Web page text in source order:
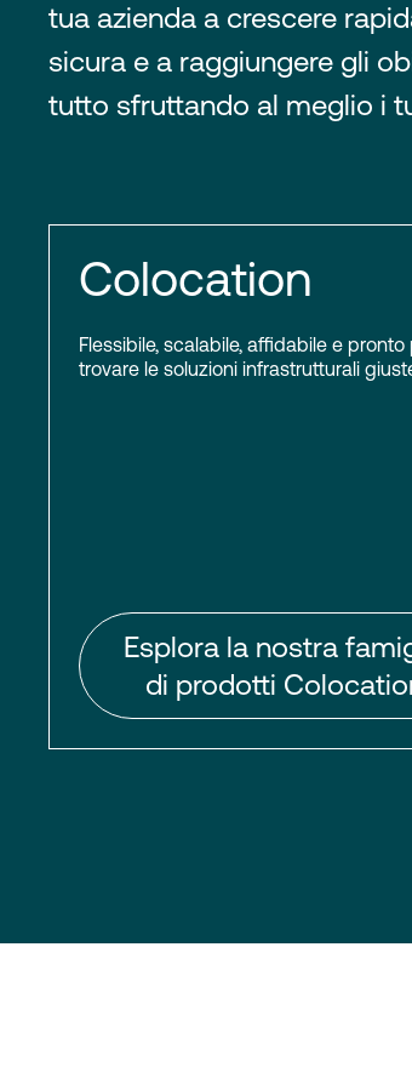
tua azienda a crescere
sicura e a raggiungere gli
tutto sfruttando al meglio i
Colocation
Flessibile, scalabile, affidabile e
trovare le soluzioni infrastrutturali
Esplora la nostra
di prodotti